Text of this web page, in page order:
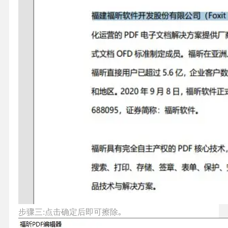
步骤三:点击确定后即可擦除｡